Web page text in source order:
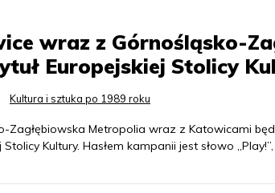
wraz z Górnośląsko-
Europejskiej Stolicy
Kultura i sztuka po 1989 roku
Zagłębiowska Metropolia wraz z Katowicami
Stolicy Kultury. Hasłem kampanii jest słowo